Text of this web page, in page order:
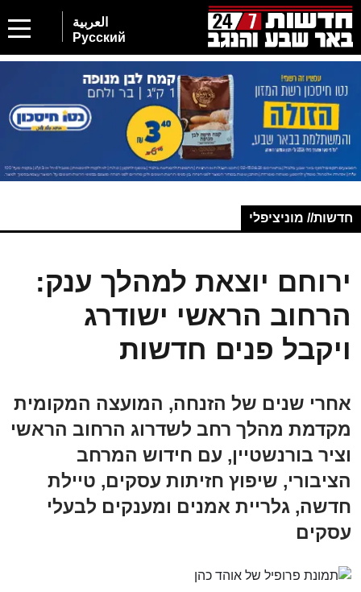
العربية
Русский
חדשות// מוניציפלי
ירוחם יוצאת למהלך ענק:
הרחוב הראשי ישודרג
ויקבל פנים חדשות
אחרי שנים של הזנחה, המועצה המקומית
מקדמת מהלך רחב לשדרוג הרחוב הראשי
וציר בורנשטיין, עם חידוש המרחב
הציבורי, שיפוץ חזיתות עסקים, טיילת
חדשה, גלריית אמנים ומענקים לבעלי
עסקים